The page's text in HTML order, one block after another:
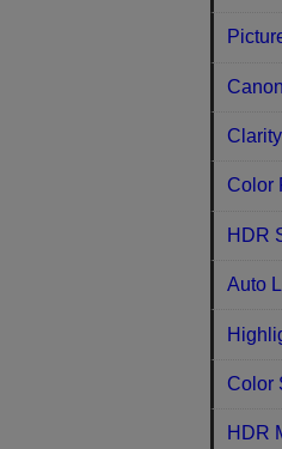
Clarity
Color
HDR
Auto
Color
HDR